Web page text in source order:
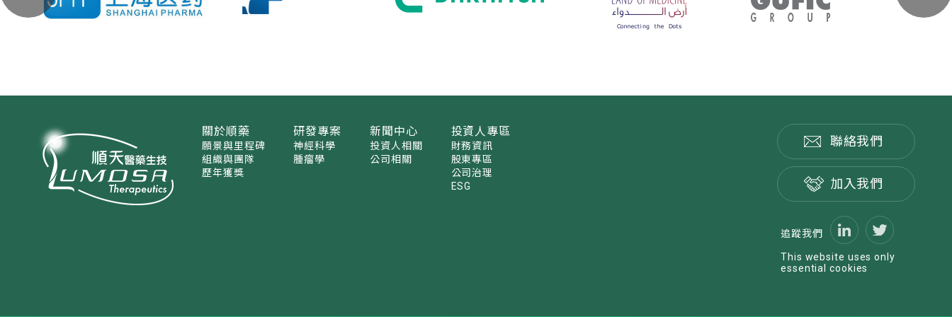
關於順藥
願景與里程碑
組織與團隊
歷年獲獎
研發專案
神經科學
腫瘤學
新聞中心
投資人相關
公司相關
投資人專區
財務資訊
股東專區
公司治理
ESG
聯絡我們
加入我們
追蹤我們
This website uses only
essential cookies